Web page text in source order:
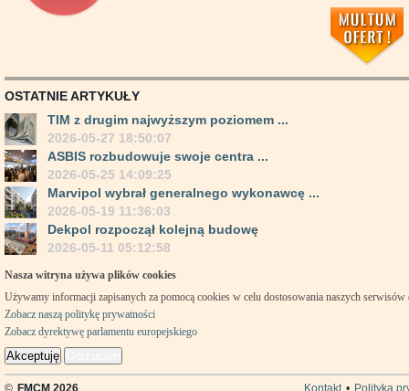
OSTATNIE ARTYKUŁY
TIM z drugim najwyższym poziomem ...
2026-05-27 18:50:07
ASBIS rozbudowuje swoje centra ...
2026-05-25 14:09:25
Marvipol wybrał generalnego wykonawcę ...
2026-05-19 11:36:03
Dekpol rozpoczął kolejną budowę
2026-05-11 05:12:58
Nasza witryna używa plików cookies
Używamy informacji zapisanych za pomocą cookies w celu dostosowania naszych
Zobacz naszą politykę prywatności
Zobacz dyrektywę parlamentu europejskiego
Akceptuję
© FMCM 2026 Kontakt • Polityka